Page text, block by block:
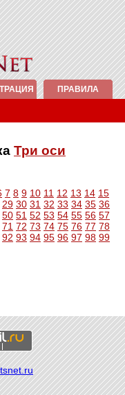
ПРАВИЛА
Три оси
7 8 9 10 11 12 13 14 15
29 30 31 32 33 34 35 36
50 51 52 53 54 55 56 57
71 72 73 74 75 76 77 78
92 93 94 95 96 97 98 99